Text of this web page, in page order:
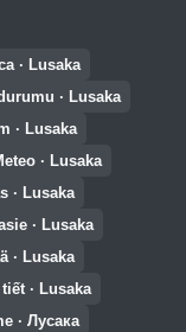
· Lusaka
· Lusaka
· Lusaka
· Lusaka
· Lusaka
· Lusaka
· Lusaka
· Lusaka
· Лусака